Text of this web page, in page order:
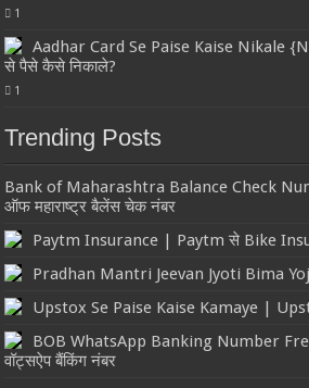
1
Aadhar Card Se Paise Kaise Nikale
से पैसे कैसे निकाले?
1
Trending Posts
Bank of Maharashtra Balance Check
ऑफ महाराष्ट्र बैलेंस चेक नंबर
Paytm Insurance | Paytm से Bike
Pradhan Mantri Jeevan Jyoti Bima
Upstox Se Paise Kaise Kamaye |
BOB WhatsApp Banking Number
वॉट्सऐप बैंकिंग नंबर